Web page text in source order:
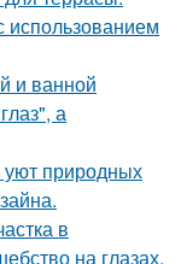
использованием
и ванной
а
уют природных
в
на глазах.